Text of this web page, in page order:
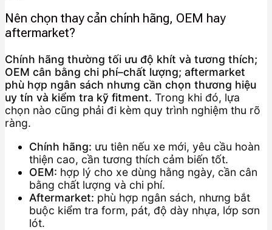
Nên chọn thay cản chính hãng, OEM hay
aftermarket?
Chính hãng thường tối ưu độ khít và tương thích;
OEM cân bằng chi phí–chất lượng; aftermarket
phù hợp ngân sách nhưng cần chọn thương hiệu
uy tín và kiểm tra kỹ fitment. Trong khi đó, lựa
chọn nào cũng phải đi kèm quy trình nghiệm thu rõ
ràng.
Chính hãng: ưu tiên nếu xe mới, yêu cầu hoàn
thiện cao, cần tương thích cảm biến tốt.
OEM: hợp lý cho xe dùng hằng ngày, cần cân
bằng chất lượng và chi phí.
Aftermarket: phù hợp ngân sách, nhưng bắt
buộc kiểm tra form, pát, độ dày nhựa, lớp sơn
lót.